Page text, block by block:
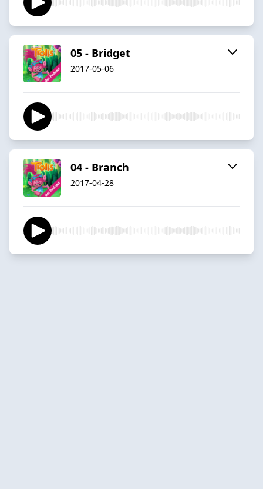
05 - Bridget
2017-05-06
04 - Branch
2017-04-28